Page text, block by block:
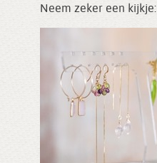
Neem zeker een kijkje: